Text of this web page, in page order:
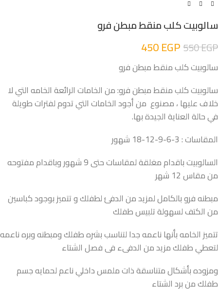
سالوبيت كلب منقط مبطن فرو
550EGP
450EGP
سالوبيت كلب منقط مبطن فرو
سالوبيت كلب منقط مبطن فرو: من الخامات الرائعة الخامه التي لا
خلاف عليها ، مصنوع من أجود الخامات التي تدوم لفترات طويلة
في حالة العناية الجيدة بها.
المقاسات : 3-6-9-12-18 شهور
السالوبيت باقدام مغلقة لمقاسات حتى 9 شهور وباقدام مفتوحه
من مقاس 12 شهر
مبطنه فرو بالكامل لمزيد من الدفئ لطفلك و تتميز بوجود كباسين
من الكتف لسهولة تلبيس طفلك
تتميز الخامه بأنها ناعمه جدا لتناسب بشره طفلك ومبطنه وبره ناعمه
لتعطي طفلك مزيد من الدفىء فى فصل الشتاء
ومزوده بأشكال متناسقة ذات ملمس داخلي ناعم لحمايه جسم
طفلك من برد الشتاء